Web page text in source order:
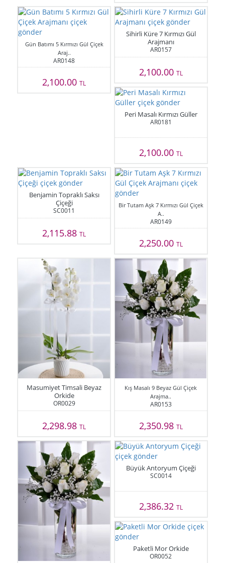
Gün Batımı 5 Kırmızı Gül Çiçek
Araj..
AR0148
2,100.00TL
Sihirli Küre 7 Kırmızı Gül
Arajmanı
AR0157
2,100.00 TL
Peri Masalı Kırmızı Güller
AR0181
2,100.00 TL
Benjamin Topraklı Saksı
Çiçeği
SC0011
2,115.88TL
Bir Tutam Aşk 7 Kırmızı Gül Çiçek
A..
AR0149
2,250.00 TL
Masumiyet Timsali Beyaz
Orkide
OR0029
2,298.98TL
Kış Masalı 9 Beyaz Gül Çiçek
Arajma..
AR0153
2,350.98 TL
Büyük Antoryum Çiçeği
SC0014
2,386.32 TL
Paketli Mor Orkide
OR0052